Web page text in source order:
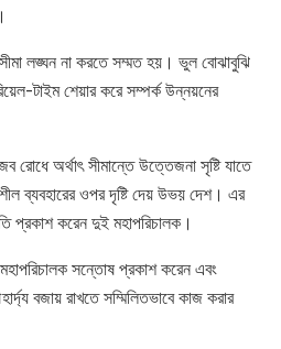
লঙ্ঘন না করতে সম্মত হয়। ভুল বোঝাবুঝি
টাইম শেয়ার করে সম্পর্ক উন্নয়নের
অর্থাৎ সীমান্তে উত্তেজনা সৃষ্টি যাতে
ব্যবহারের ওপর দৃষ্টি দেয় উভয় দেশ। এর
প্রকাশ করেন দুই মহাপরিচালক।
সন্তোষ প্রকাশ করেন এবং
বজায় রাখতে সম্মিলিতভাবে কাজ করার